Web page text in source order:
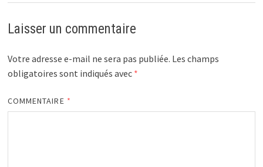
Laisser un commentaire
Votre adresse e-mail ne sera pas publiée. Les champs
obligatoires sont indiqués avec *
COMMENTAIRE *